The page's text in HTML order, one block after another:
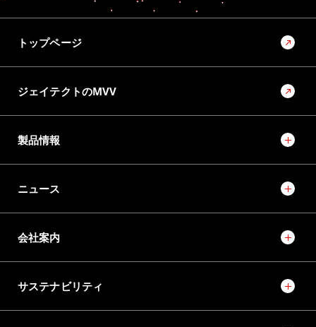
トップページ
ジェイテクトのMVV
製品情報
ニュース
会社案内
サステナビリティ